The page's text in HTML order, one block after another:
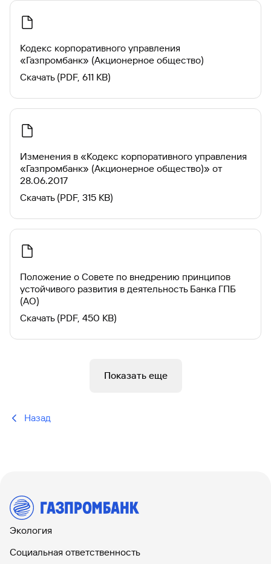
Кодекс корпоративного управления
«Газпромбанк» (Акционерное общество)
Скачать (PDF, 611 KB)
Изменения в «Кодекс корпоративного управления
«Газпромбанк» (Акционерное общество)» от
28.06.2017
Скачать (PDF, 315 KB)
Положение о Совете по внедрению принципов
устойчивого развития в деятельность Банка ГПБ
(АО)
Скачать (PDF, 450 KB)
Показать еще
Назад
Экология
Социальная ответственность